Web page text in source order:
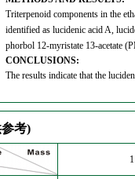
Triterpenoid components in the
identified as lucidenic acid A,
phorbol 12-myristate 13-acetate
CONCLUSIONS:
The results indicate that the
考)